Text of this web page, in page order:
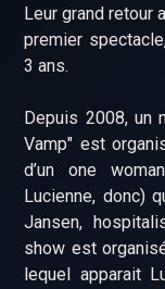
Leur grand retour
premier
3 ans.
Depuis 2008, un
Vamp" est
d’un one
Lucienne, donc)
Jansen,
show est
lequel apparait